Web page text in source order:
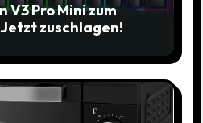
V3 Pro Mini zum
zuschlagen!